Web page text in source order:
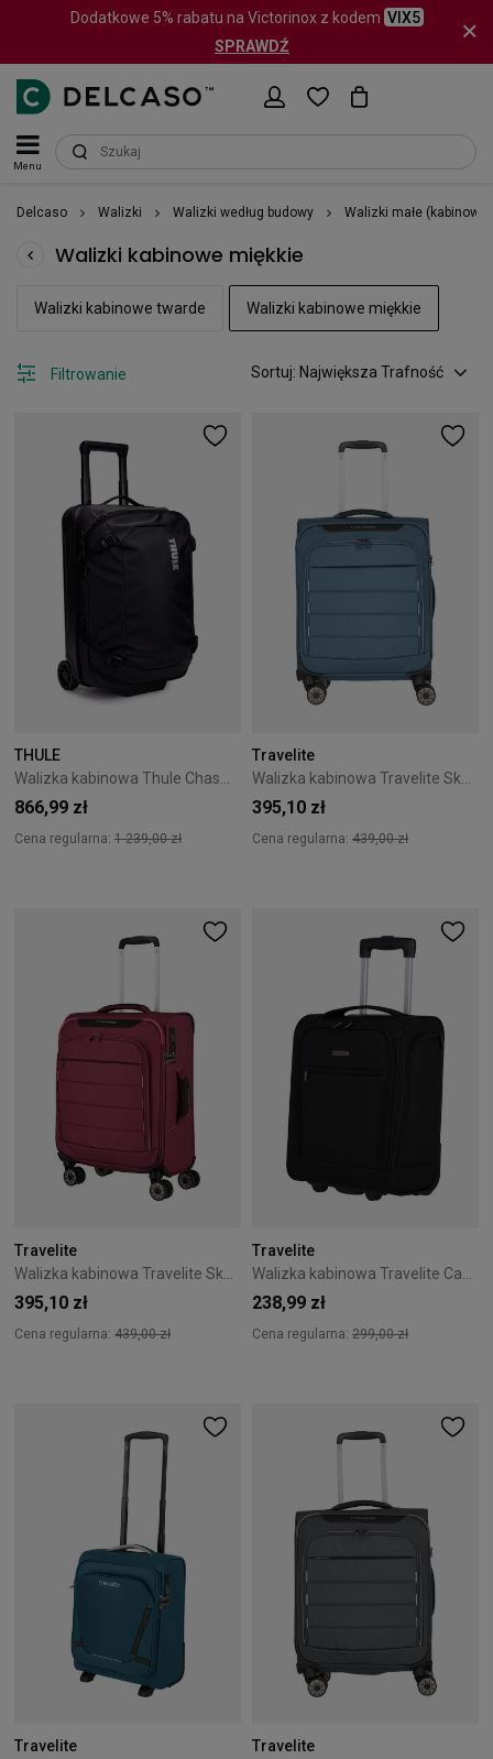
Dodatkowe 5% rabatu na Victorinox z kodem VIX5
SPRAWDŹ
Menu
Delcaso Walizki Walizki według budowy Walizki małe (kabinowe)
Walizki kabinowe miękkie
Walizki kabinowe twarde Walizki kabinowe miękkie
Sortuj: Największa Trafność
Filtrowanie
THULE
866,99 zł
Cena regularna: 1 239,00 zł
Travelite
395,10 zł
Cena regularna: 439,00 zł
Travelite
Walizka kabinowa Travelite Skaii 55 cm czerwona
395,10 zł
Cena regularna: 439,00 zł
Travelite
Walizka kabinowa Travelite Cabin 43 cm mała czarna
238,99 zł
Cena regularna: 299,00 zł
Travelite
Travelite